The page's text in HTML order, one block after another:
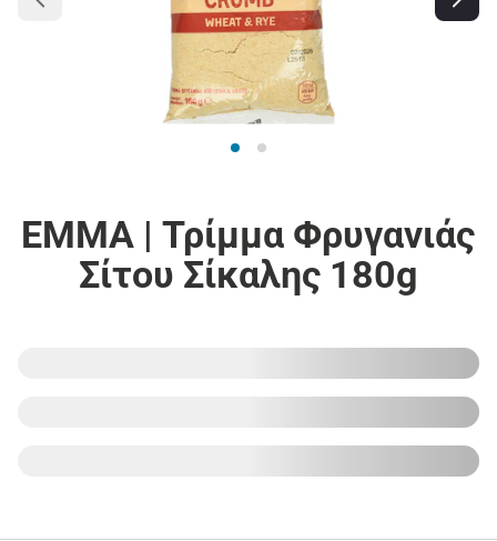
EMMA | Τρίμμα Φρυγανιάς
Σίτου Σίκαλης 180g